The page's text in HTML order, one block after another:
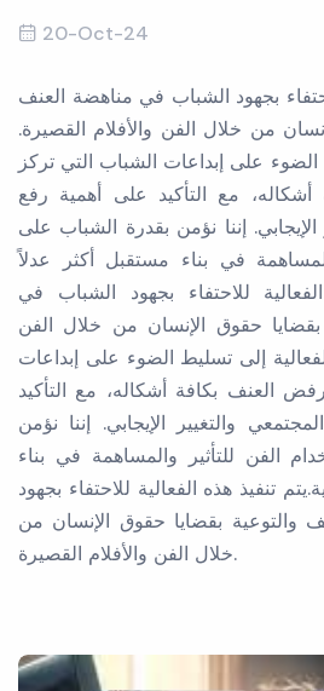
20-Oct-24
بجهود الشباب في مناهضة العنف
من خلال الفن والأفلام القصيرة.
على إبداعات الشباب التي تركز
مع التأكيد على أهمية رفع
إننا نؤمن بقدرة الشباب على
في بناء مستقبل أكثر عدلاً
للاحتفاء بجهود الشباب في
حقوق الإنسان من خلال الفن
إلى تسليط الضوء على إبداعات
العنف بكافة أشكاله، مع التأكيد
والتغيير الإيجابي. إننا نؤمن
الفن للتأثير والمساهمة في بناء
.يتم تنفيذ هذه الفعالية للاحتفاء بجهود
والتوعية بقضايا حقوق الإنسان من
خلال الفن والأفلام القصيرة.